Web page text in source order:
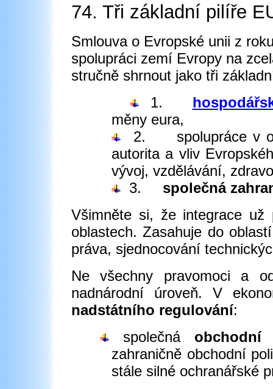
74. Tři základní pilíře
Smlouva o Evropské unii z
spolupráci zemí Evropy na
stručně shrnout jako tři
1.
měny eura,
2. spolupráce v
autorita a vliv
vývoj, vzdělávání,
3. společná
Všimněte si, že integrace už
oblastech. Zasahuje do
práva, sjednocování
Ne všechny pravomoci a
nadnárodní úroveň. V
nadstátního regulování:
společná obchodní
zahraničně obchodní
stále silné ochranářské